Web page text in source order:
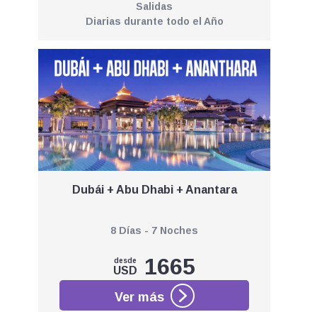
Salidas
Diarias durante todo el Año
Dubái + Abu Dhabi + Anantara
8 Días - 7 Noches
desde
USD 1665